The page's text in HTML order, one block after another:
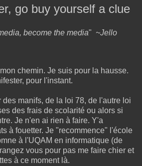
go buy yourself a clue
become the media" ~Jello
chemin. Je suis pour la hausse.
pour l'instant.
manifs, de la loi 78, de l'autre loi
des frais de scolarité ou alors si
Je n'en ai rien à faire. Y'a
à fouetter. Je "recommence" l'école
à l'UQAM en informatique (de
vous pour pas me faire chier et
à ce moment là.